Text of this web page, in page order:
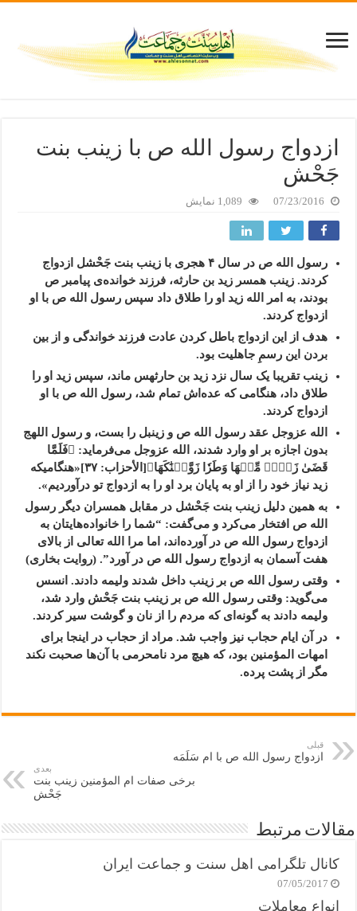
ازدواج رسول الله ص با زینب بنت
جَحْش
07/23/2016 1,089 نمایش
رسول الله ص در سال ۴ هجری با زینب بنت جَحْشل ازدواج
کردند. زینب همسر زید بن حارثه، فرزند خوانده‌ی پیامبر ص
بودند، به امر الله زید او را طلاق داد سپس رسول الله ص با او
ازدواج کردند.
هدف از این ازدواج باطل کردن عادت فرزند خواندگی و از بین
بردن این رسمِ جاهلیت بود.
زینب تقریبا یک سال نزد زید بن حارثهس ماند، سپس زید او را
طلاق داد، هنگامی که عده‌اش تمام شد، رسول الله ص با او
ازدواج کردند.
الله عزوجل عقد رسول الله ص و زینبل را بست، و رسول اللهج
بدون اجازه بر او وارد شدند، الله عزوجل می‌فرماید: ﴿فَلَمَّا
قَضَىٰ زَیۡدٞ مِّنۡهَا وَطَرٗا زَوَّجۡنَٰکَهَا﴾[الأحزاب: ۳۷]«هنگامیکه
زید نیاز خود را از او به پایان برد او را به ازدواج تو درآوردیم».
به همین دلیل زینب بنت جَحْشل در مقابل همسران دیگر رسول
الله ص افتخار می‌کرد و می‌گفت: “شما را خانواده‌هایتان به
ازدواج رسول الله ص در آورده‌اند، اما مرا الله تعالی از بالای
هفت آسمان به ازدواج رسول الله ص در آورد”. (روایت بخاری)
وقتی رسول الله ص بر زینب داخل شدند ولیمه دادند. انسس
می‌گوید: وقتی رسول الله ص بر زینب بنت جَحْش وارد شد،
ولیمه دادند به گونه‌ای که مردم را از نان و گوشت سیر کردند.
در آن ایام حجاب نیز واجب شد. مراد از حجاب در اینجا برای
امهات المؤمنین بود، که هیچ مرد نامحرمی با آن‌ها صحبت نکند
مگر از پشت پرده.
قبلی
ازدواج رسول الله ص با ام سَلَمَه
بعدی
برخی صفات ام المؤمنین زینب بنت
جَحْش
مقالات مرتبط
کانال تلگرامی اهل سنت و جماعت ایران
07/05/2017
انواع معاملات